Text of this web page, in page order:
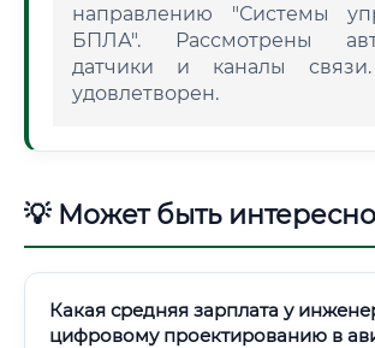
направлению "Системы
БПЛА". Рассмотрены
датчики и каналы
удовлетворен.
💡 Может быть интересно
Какая средняя зарплата у
цифровому проектированию в